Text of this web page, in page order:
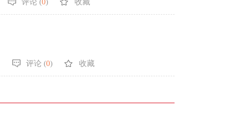
评论 (0) 收藏
评论 (0) 收藏